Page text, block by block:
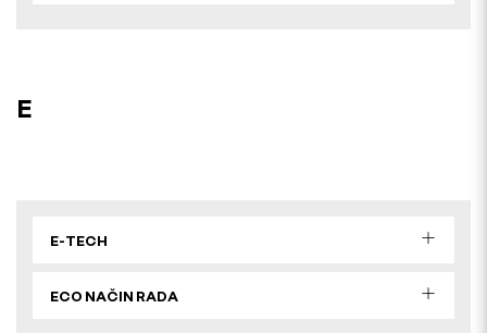
E
E-TECH
ECO NAČIN RADA